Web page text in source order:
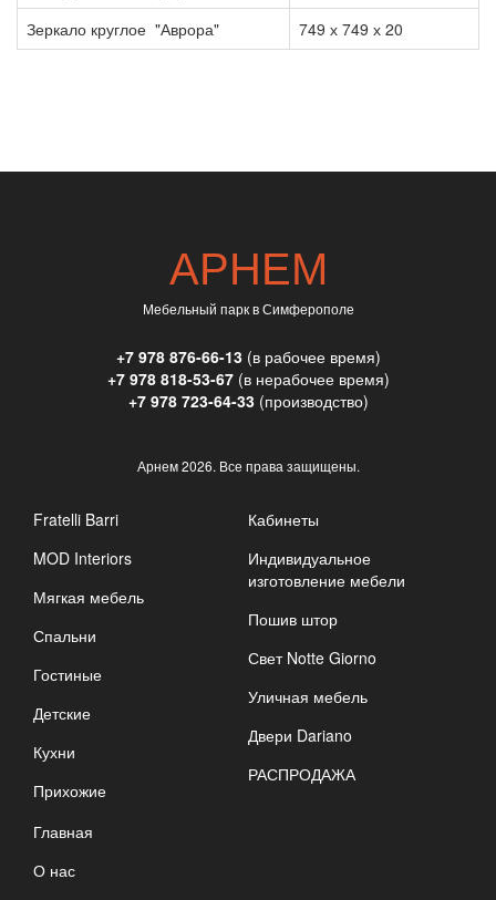
Зеркало круглое "Аврора"
749 х 749 х 20
АРНЕМ
Мебельный парк в Симферополе
+7 978 876-66-13(в рабочее время)
+7 978 818-53-67(в нерабочее время)
+7 978 723-64-33(производство)
Арнем2026. Все права защищены.
Fratelli Barri
MOD Interiors
Мягкая мебель
Спальни
Гостиные
Детские
Кухни
Прихожие
Кабинеты
Индивидуальное
изготовление мебели
Пошив штор
Свет Notte Giorno
Уличная мебель
Двери Dariano
РАСПРОДАЖА
Главная
О нас